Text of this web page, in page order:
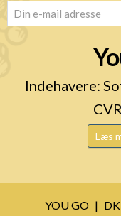
email (Påkrævet)
Indehavere:
Læs
YOU GO